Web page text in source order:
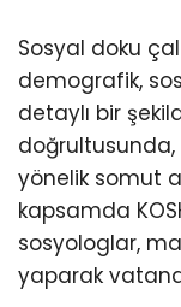
Sosyal doku
demografik,
detaylı bir
doğrultusunda,
yönelik somut
kapsamda
sosyologlar,
yaparak